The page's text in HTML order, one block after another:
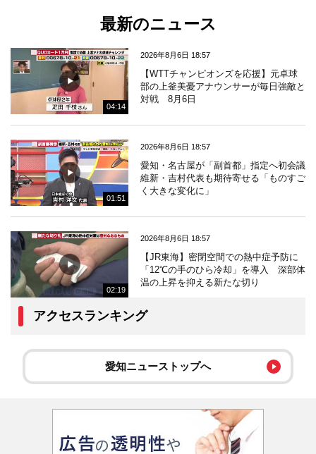
最新のニュース
04:14
2026年8月6日 18:57
【WTTチャンピオンズを応援】元卓球
部の上釜美憂アナウンサーが毎日強敵と
対戦 8月6日
01:51
2026年8月6日 18:57
愛知・名古屋が「副首都」指定へ初会議
維新・吉村代表も期待寄せる「ものすご
く大きな変化に」
02:19
2026年8月6日 18:57
【JR東海】密閉空間での熱中症予防に
「12℃の手のひら冷却」を導入 深部体
温の上昇を抑える新たな切り
アクセスランキング
愛知ニューストップへ